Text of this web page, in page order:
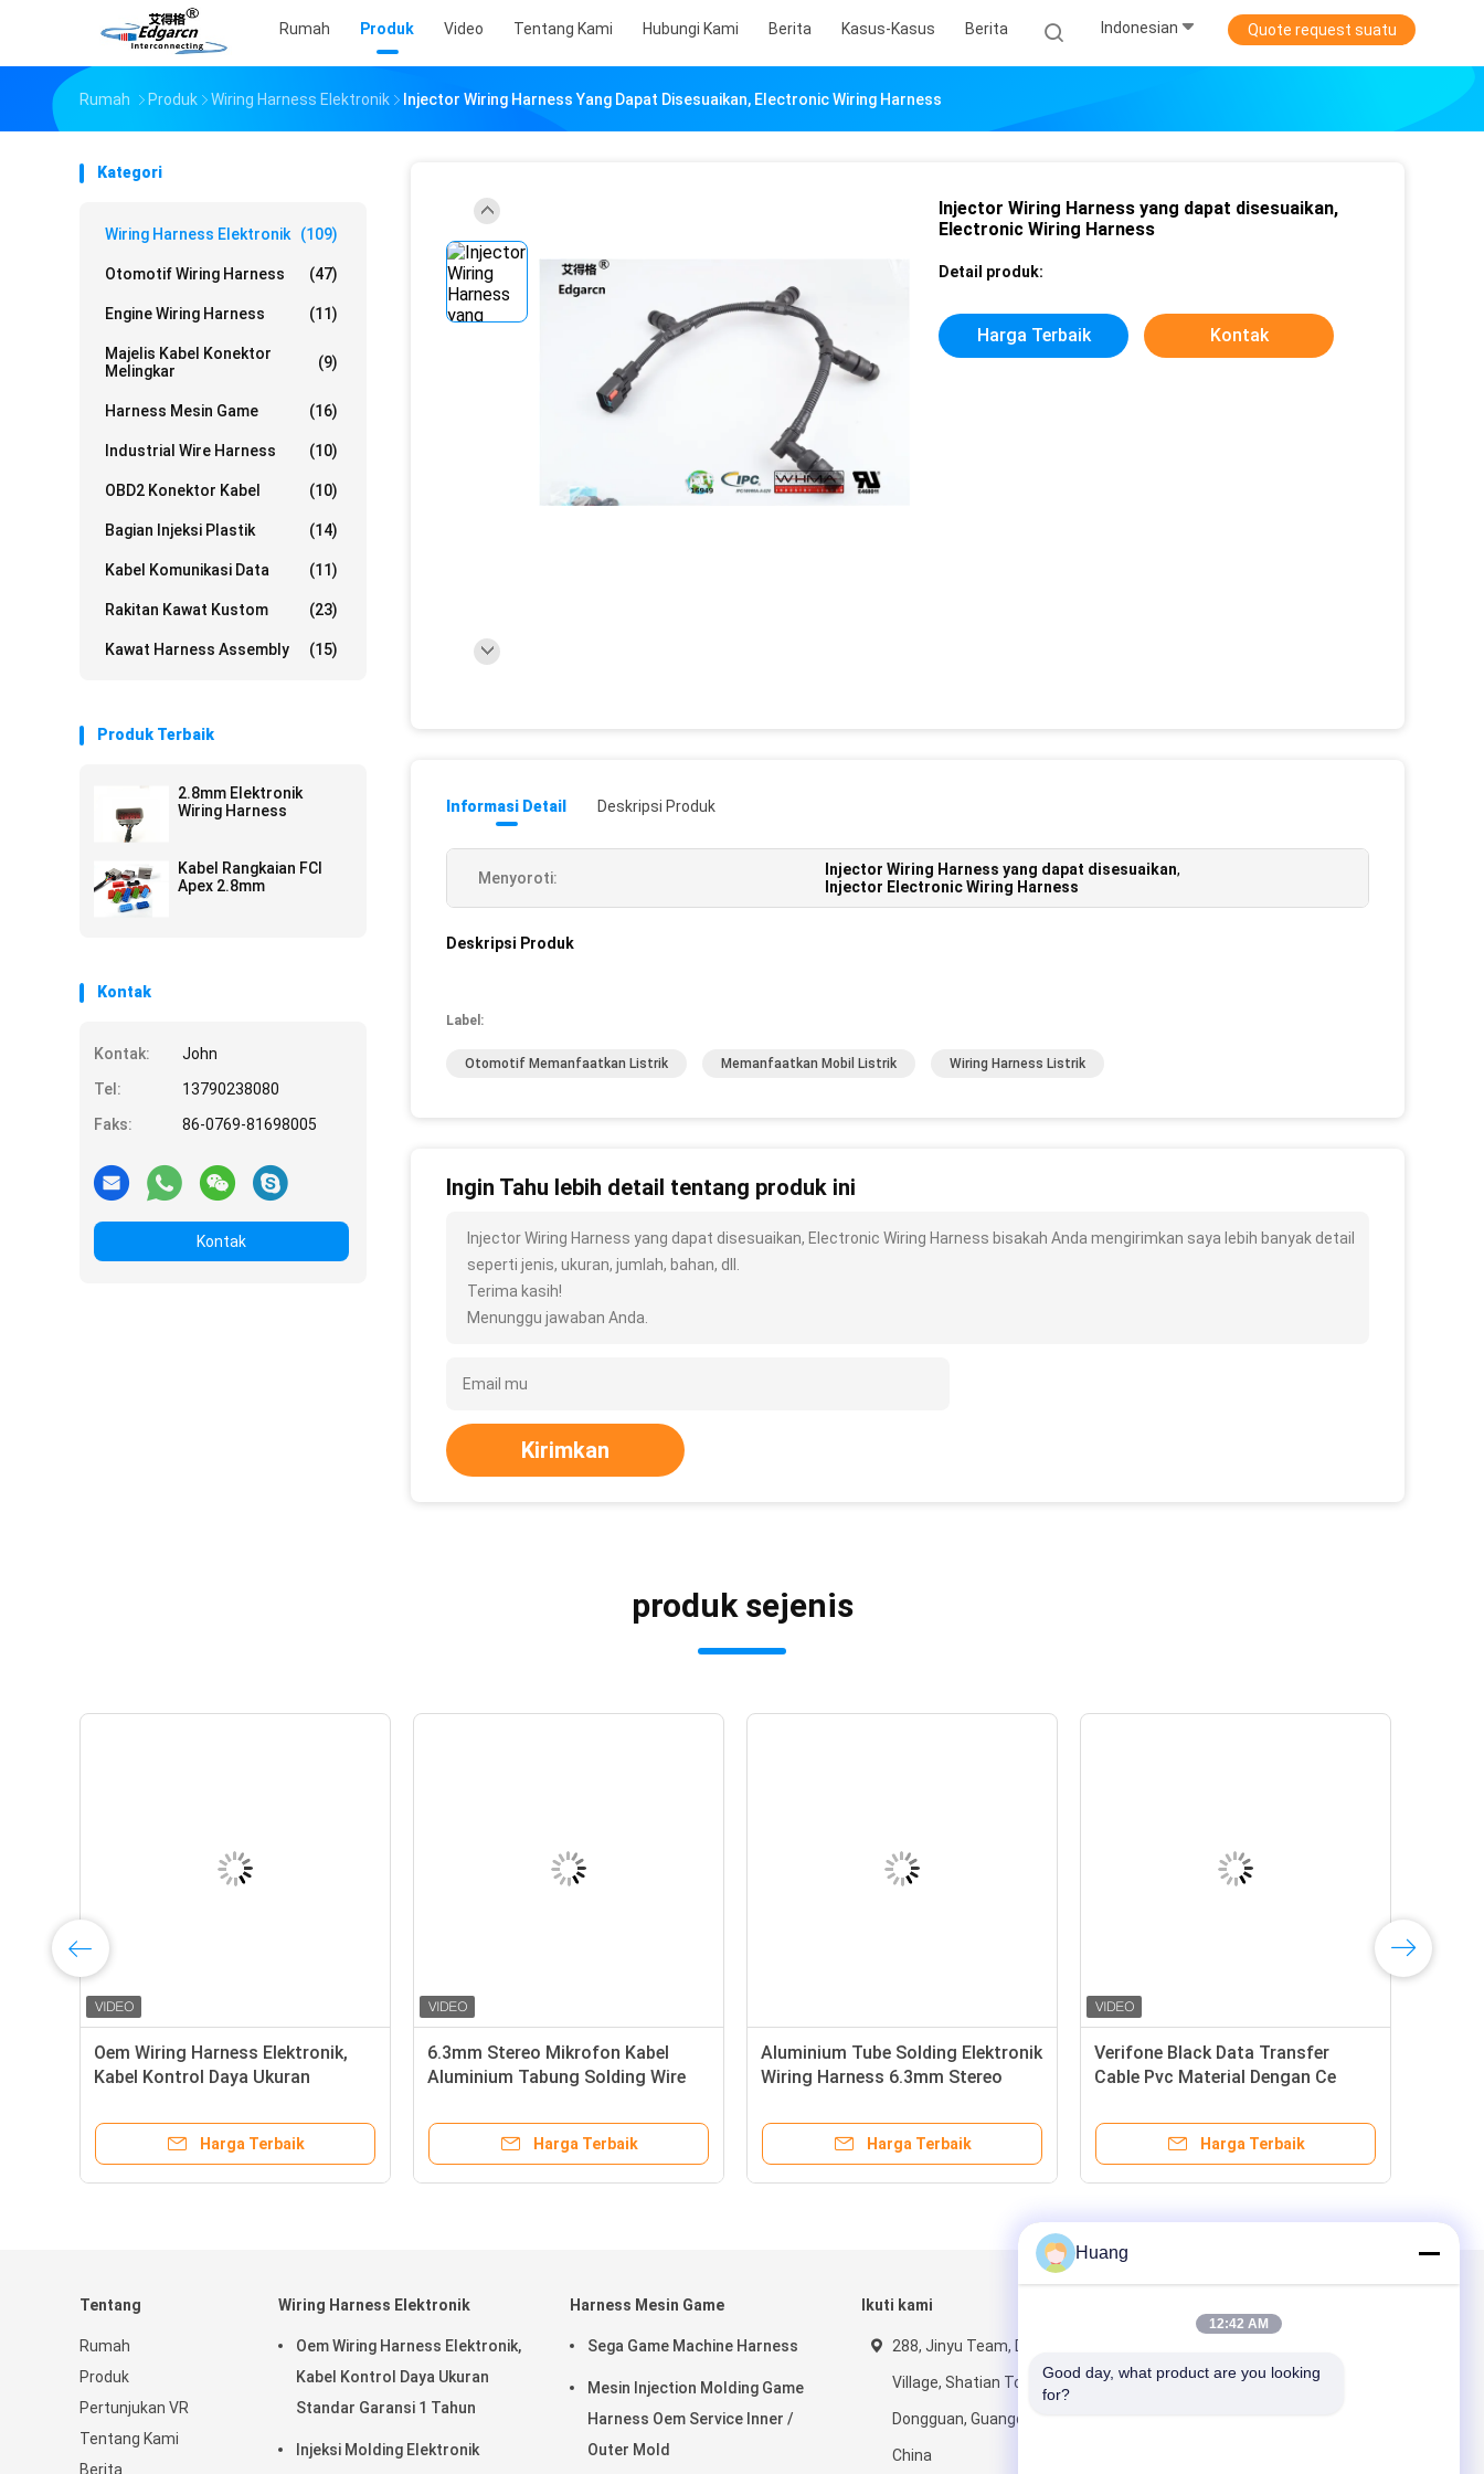
Rumah Produk Video Tentang Kami Hubungi Kami Berita Kasus-Kasus Berita Indonesian Quote request suatu
Rumah Produk Wiring Harness Elektronik Injector Wiring Harness Yang Dapat Disesuaikan, Electronic Wiring Harness
Kategori
Wiring Harness Elektronik (109)
Otomotif Wiring Harness (47)
Engine Wiring Harness (11)
Majelis Kabel Konektor
Melingkar
(9)
Harness Mesin Game (16)
Industrial Wire Harness (10)
OBD2 Konektor Kabel (10)
Bagian Injeksi Plastik (14)
Kabel Komunikasi Data (11)
Rakitan Kawat Kustom (23)
Kawat Harness Assembly (15)
Produk Terbaik
2.8mm Elektronik
Wiring Harness
Kabel Rangkaian FCI
Apex 2.8mm
Kontak
Kontak:
John
Tel:
13790238080
Faks:
86-0769-81698005
Kontak
Injector Wiring Harness yang dapat disesuaikan,
Electronic Wiring Harness
Detail produk:
Harga Terbaik Kontak
Informasi Detail Deskripsi Produk
Menyoroti: Injector Wiring Harness yang dapat disesuaikan,
Injector Electronic Wiring Harness
Deskripsi Produk
Label:
Otomotif Memanfaatkan Listrik Memanfaatkan Mobil Listrik Wiring Harness Listrik
Ingin Tahu lebih detail tentang produk ini
Injector Wiring Harness yang dapat disesuaikan, Electronic Wiring Harness bisakah Anda mengirimkan saya lebih banyak detail
seperti jenis, ukuran, jumlah, bahan, dll.
Terima kasih!
Menunggu jawaban Anda.
Kirimkan
produk sejenis
Oem Wiring Harness Elektronik,
Kabel Kontrol Daya Ukuran
Harga Terbaik
6.3mm Stereo Mikrofon Kabel
Aluminium Tabung Solding Wire
Harga Terbaik
Aluminium Tube Solding Elektronik
Wiring Harness 6.3mm Stereo
Harga Terbaik
Verifone Black Data Transfer
Cable Pvc Material Dengan Ce
Harga Terbaik
Tentang
Rumah
Produk
Pertunjukan VR
Tentang Kami
Berita
Wiring Harness Elektronik
Oem Wiring Harness Elektronik,
Kabel Kontrol Daya Ukuran
Standar Garansi 1 Tahun
Injeksi Molding Elektronik
Harness Mesin Game
Sega Game Machine Harness
Mesin Injection Molding Game
Harness Oem Service Inner /
Outer Mold
Ikuti kami
288, Jinyu Team, Dani
Village, Shatian Town,
Dongguan, Guangdong,
China
Huang
12:42 AM
Good day, what product are you looking
for?